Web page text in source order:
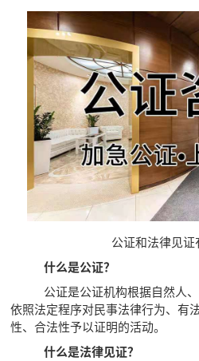
公证和法律见证
什么是公证？
公证是公证机构根据自然人、
依照法定程序对民事法律行为、有
性、合法性予以证明的活动。
什么是法律见证？